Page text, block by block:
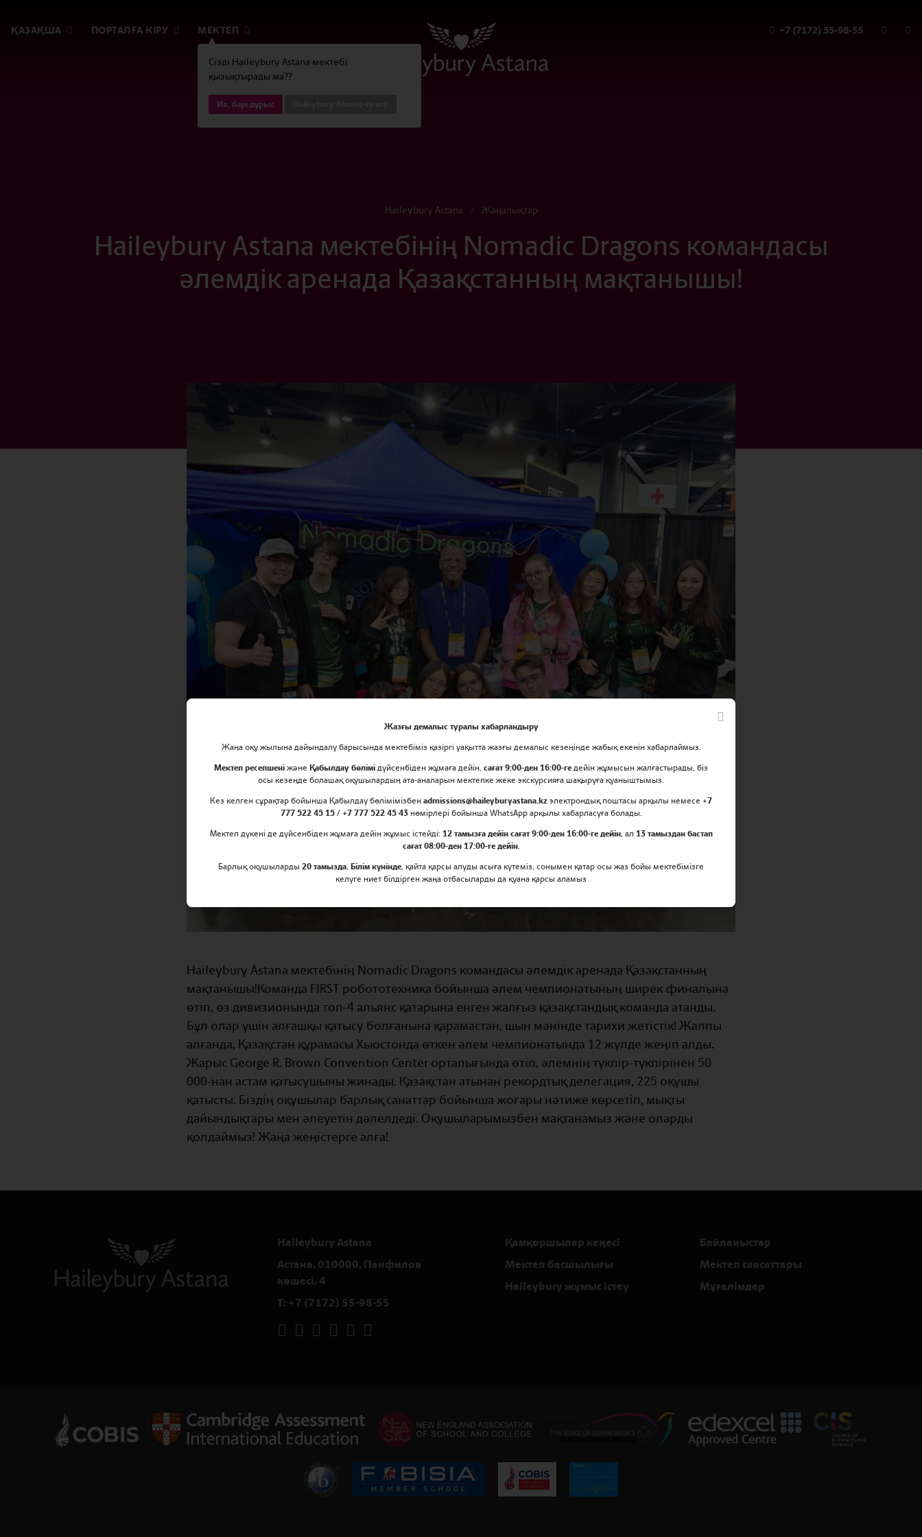
ҚАЗАҚША ПОРТАЛҒА КІРУ
Сізді Haileybury Astana мектебі
қызықтырады ма??
Ия, бәрі дұрыс
МЕКТЕП +7 (7172) 55-98-55
Haileybury Astana Жаңалықтар
Haileybury Astana мектебінің Nomadic Dragons командасы
әлемдік аренада Қазақстанның мақтанышы!
Haileybury Astana мектебінің Nomadic Dragons командасы әлемдік аренада Қазақстанның
мақтанышы!Команда FIRST робототехника бойынша әлем чемпионатының ширек финалына
өтіп, өз дивизионында топ-4 альянс қатарына енген жалғыз қазақстандық команда атанды.
Бұл олар үшін алғашқы қатысу болғанына қарамастан, шын мәнінде тарихи жетістік! Жалпы
алғанда, Қазақстан құрамасы Хьюстонда өткен әлем чемпионатында 12 жүлде жеңіп алды.
Жарыс George R. Brown Convention Center орталығында өтіп, әлемнің түкпір-түкпірінен 50
000-нан астам қатысушыны жинады. Қазақстан атынан рекордтық делегация, 225 оқушы
қатысты. Біздің оқушылар барлық санаттар бойынша жоғары нәтиже көрсетіп, мықты
дайындықтары мен әлеуетін дәлелдеді. Оқушыларымызбен мақтанамыз және оларды
қолдаймыз! Жаңа жеңістерге алға!
Haileybury Astana
Астана, 010000, Панфилов
көшесі, 4
T: +7 (7172) 55-98-55
Қамқоршылар кеңесі
Байланыстар
Мектеп басшылығы
Мектеп саясаттары
Haileybury жұмыс істеу
Мұғалімдер
Жазғы демалыс туралы хабарландыру
Жаңа оқу жылына дайындалу барысында мектебіміз қазіргі уақытта жазғы демалыс кезеңінде жабық екенін хабарлаймыз.
Мектеп ресепшені және Қабылдау бөлімі дүйсенбіден жұмаға дейін, сағат 9:00-ден 16:00-ге дейін жұмысын жалғастырады, біз
осы кезеңде болашақ оқушылардың ата-аналарын мектепке жеке экскурсияға шақыруға қуаныштымыз.
Кез келген сұрақтар бойынша Қабылдау бөлімімізбен admissions@haileyburyastana.kz электрондық поштасы арқылы немесе +7
777 522 45 15 / +7 777 522 45 43нөмірлері бойынша WhatsApp арқылы хабарласуға болады.
Мектеп дүкені де дүйсенбіден жұмаға дейін жұмыс істейді: 12 тамызға дейін сағат 9:00-ден 16:00-ге дейін, ал 13 тамыздан бастап
сағат 08:00-ден 17:00-ге дейін.
Барлық оқушыларды 20 тамызда, Білім күнінде, қайта қарсы алуды асыға күтеміз, сонымен қатар осы жаз бойы мектебімізге
келуге ниет білдірген жаңа отбасыларды да қуана қарсы аламыз